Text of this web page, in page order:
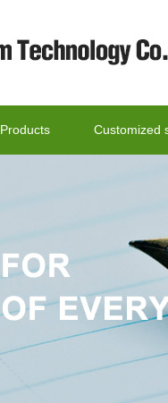
Products Customized